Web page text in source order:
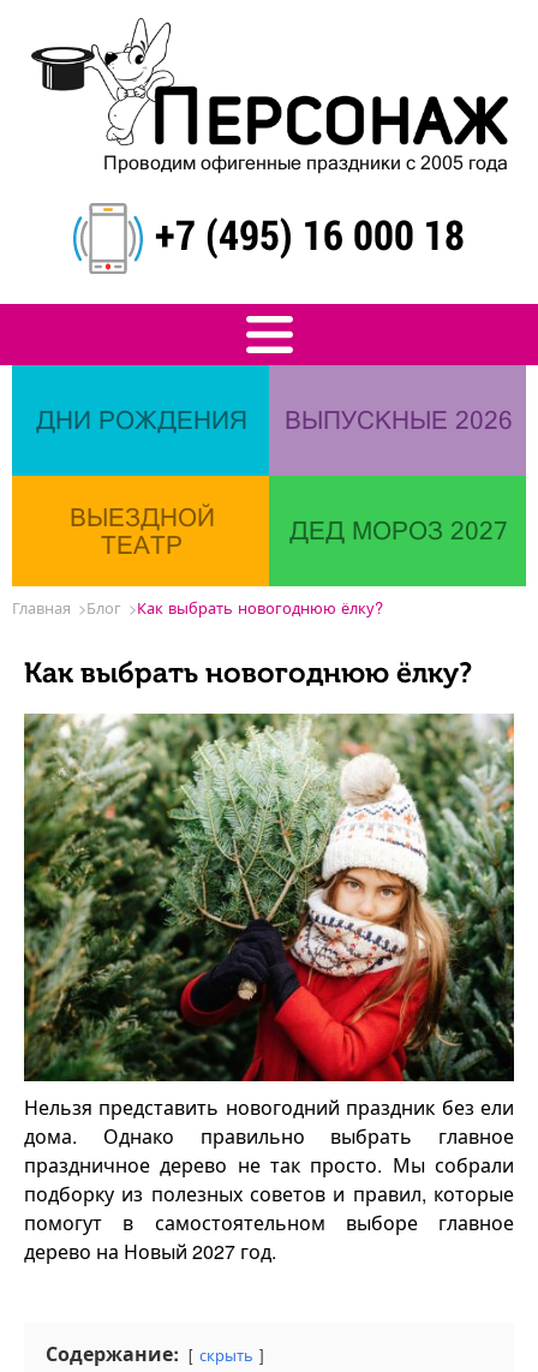
Проводим офигенные праздники с 2005 года
+7 (495) 16 000 18
ДНИ РОЖДЕНИЯ ВЫПУСКНЫЕ 2026
ВЫЕЗДНОЙ
ТЕАТР
ДЕД МОРОЗ 2027
Главная Блог Как выбрать новогоднюю ёлку?
Как выбрать новогоднюю ёлку?
Нельзя представить новогодний праздник без ели
дома. Однако правильно выбрать главное
праздничное дерево не так просто. Мы собрали
подборку из полезных советов и правил, которые
помогут в самостоятельном выборе главное
дерево на Новый 2027 год.
Содержание: скрыть